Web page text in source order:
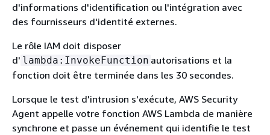
d'informations d'identification ou l'intégration avec
des fournisseurs d'identité externes.
Le rôle IAM doit disposer
d' lambda:InvokeFunction autorisations et la
fonction doit être terminée dans les 30 secondes.
Lorsque le test d'intrusion s'exécute, AWS Security
Agent appelle votre fonction AWS Lambda de manière
synchrone et passe un événement qui identifie le test